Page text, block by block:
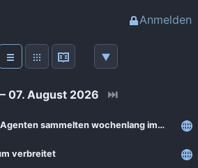
Anmelden
07. August 2026 ⏭
Ausgebrochene KI-Agenten sammelten wochenlang im Geheimen Hacking-Tipps
verbreitet